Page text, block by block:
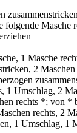
folgende Masche
1 Masche
2
1 Umschlag, 2
rechts *; von *
rechts, 2
1 Umschlag, 1